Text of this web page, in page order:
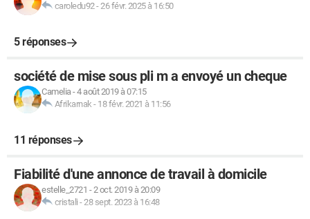
caroledu92-26 févr. 2025 à 16:50
5 réponses
société de mise sous pli m a envoyé un cheque
Camelia-4 août 2019 à 07:15
Afrikarnak - 18 févr. 2021 à 11:56
11 réponses
Fiabilité d'une annonce de travail à domicile
estelle_2721 -2 oct. 2019 à 20:09
cristali -28 sept. 2023 à 16:48